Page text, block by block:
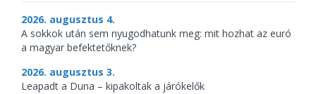
2026. augusztus 4.
A sokkok után sem nyugodhatunk meg: mit hozhat az euró
a magyar befektetőknek?
2026. augusztus 3.
Leapadt a Duna – kipakoltak a járókelők